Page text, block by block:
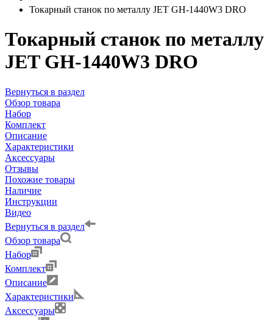
Токарный станок по металлу JET GH-1440W3 DRO
Токарный станок по металлу
JET GH-1440W3 DRO
Вернуться в раздел
Обзор товара
Набор
Комплект
Описание
Характеристики
Аксессуары
Отзывы
Похожие товары
Наличие
Инструкции
Видео
Вернуться в раздел
Обзор товара
Набор
Комплект
Описание
Характеристики
Аксессуары